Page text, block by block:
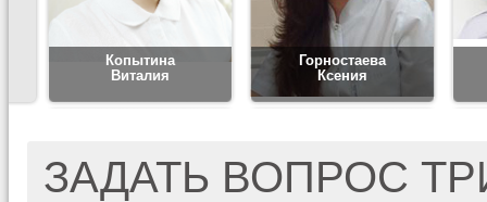
Копытина
Виталия
Горностаева
Ксения
ЗАДАТЬ ВОПРОС